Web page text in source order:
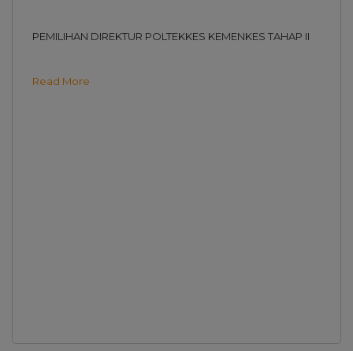
PEMILIHAN DIREKTUR POLTEKKES KEMENKES TAHAP II
Read More